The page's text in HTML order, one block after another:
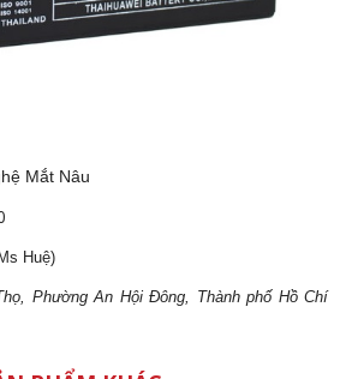
Mắt Nâu
Huệ)
Phường An Hội Đông, Thành phố Hồ Chí